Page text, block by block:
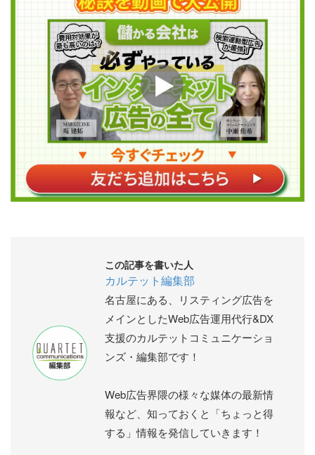
この記事を書いた人
カルテット編集部
名古屋にある、リスティング広告を
メインとしたWeb広告運用代行&DX
支援のカルテットコミュニケーショ
ンズ・編集部です！
Web広告界隈の様々な媒体の最新情
報など、知っておくと「ちょっと得
する」情報を発信していきます！